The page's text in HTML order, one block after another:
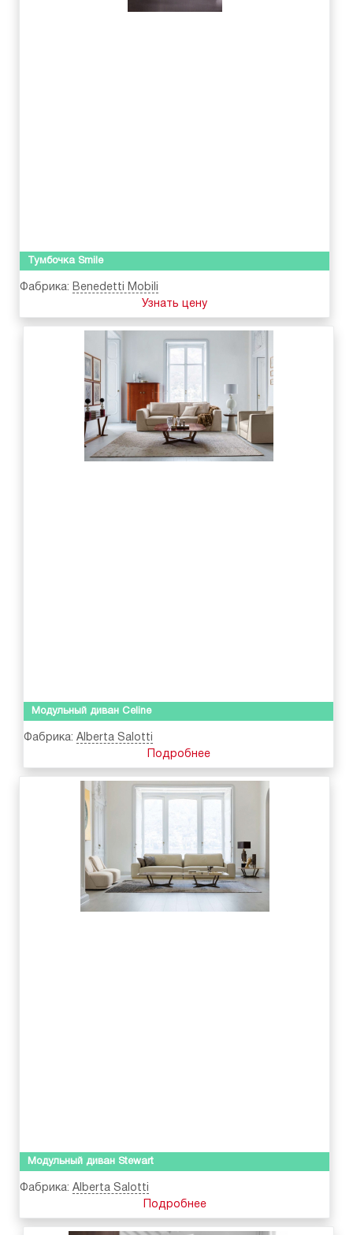
Тумбочка Smile
Фабрика: Benedetti Mobili
Узнать цену
Модульный диван Celine
Фабрика: Alberta Salotti
Подробнее
Модульный диван Stewart
Фабрика: Alberta Salotti
Подробнее